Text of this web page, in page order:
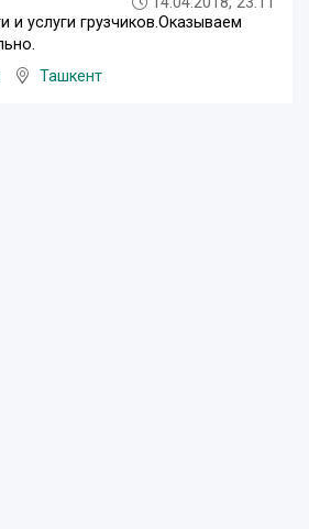
и услуги грузчиков.Оказываем
Ташкент